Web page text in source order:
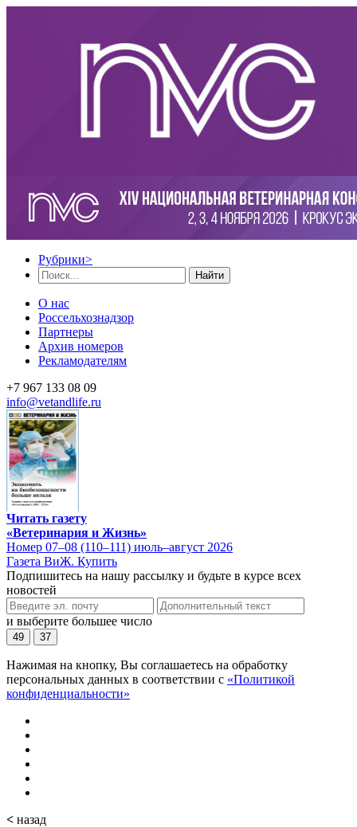
Рубрики>
Найти
О нас
Россельхознадзор
Партнеры
Архив номеров
Рекламодателям
+7 967 133 08 09
info@vetandlife.ru
Читать газету
«Ветеринария и Жизнь»
Номер 07–08 (110–111) июль–август 2026
Газета ВиЖ. Купить
Подпишитесь на нашу рассылку и будьте в курсе всех
новостей
и выберите большее число
49 37
Нажимая на кнопку, Вы соглашаетесь на обработку
персональных данных в соответствии с «Политикой
конфиденциальности»
< назад